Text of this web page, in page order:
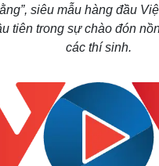
siêu mẫu hàng đầu
tiên trong sự chào đón
các thí sinh.